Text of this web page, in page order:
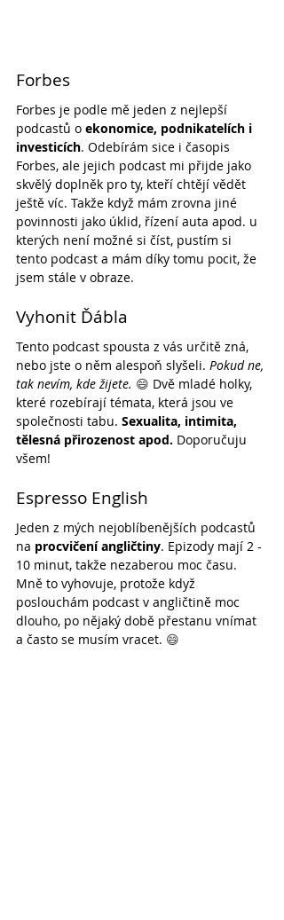
Forbes
Forbes je podle mě jeden z nejlepší
podcastů o ekonomice, podnikatelích i
investicích. Odebírám sice i časopis
Forbes, ale jejich podcast mi přijde jako
skvělý doplněk pro ty, kteří chtějí vědět
ještě víc. Takže když mám zrovna jiné
povinnosti jako úklid, řízení auta apod. u
kterých není možné si číst, pustím si
tento podcast a mám díky tomu pocit, že
jsem stále v obraze.
Vyhonit Ďábla
Tento podcast spousta z vás určitě zná,
nebo jste o něm alespoň slyšeli. Pokud ne,
tak nevím, kde žijete. 😄 Dvě mladé holky,
které rozebírají témata, která jsou ve
společnosti tabu. Sexualita, intimita,
tělesná přirozenost apod. Doporučuju
všem!
Espresso English
Jeden z mých nejoblíbenějších podcastů
na procvičení angličtiny. Epizody mají 2 -
10 minut, takže nezaberou moc času.
Mně to vyhovuje, protože když
poslouchám podcast v angličtině moc
dlouho, po nějaký době přestanu vnímat
a často se musím vracet. 😄